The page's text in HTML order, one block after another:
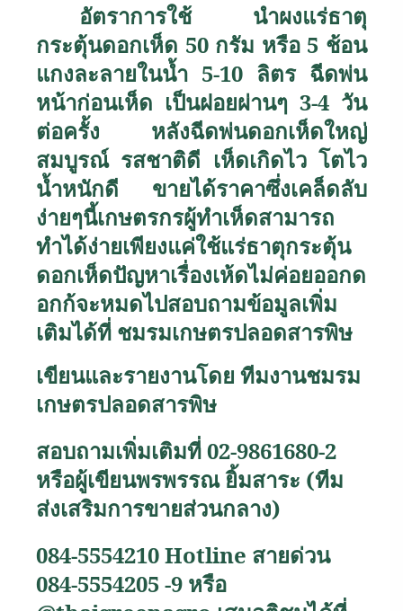
อัตราการใช้ นำผงแร่ธาตุ
กระตุ้นดอกเห็ด 50 กรัม หรือ 5 ช้อน
แกงละลายในน้ำ 5-10 ลิตร ฉีดพ่น
หน้าก่อนเห็ด เป็นฝอยผ่านๆ 3-4 วัน
ต่อครั้ง
หลังฉีดพ่นดอกเห็ดใหญ่
สมบูรณ์ รสชาติดี เห็ดเกิดไว โตไว
น้ำหนักดี ขายได้ราคาซึ่งเคล็ดลับ
ง่ายๆนี้เกษตรกรผู้ทำเห็ดสามารถ
ทำได้ง่ายเพียงแค่ใช้แร่ธาตุกระตุ้น
ดอกเห็ดปัญหาเรื่องเห้ดไม่ค่อยออกด
อกก้จะหมดไปสอบถามข้อมูลเพิ่ม
เติมได้ที่ ชมรมเกษตรปลอดสารพิษ
เขียนและรายงานโดย ทีมงานชมรม
เกษตรปลอดสารพิษ
สอบถามเพิ่มเติมที่02-9861680-2
หรือผู้เขียนพรพรรณ ยิ้มสาระ (ทีม
ส่งเสริมการขายส่วนกลาง)
084-5554210Hotline สายด่วน
084-5554205 -9 หรือ